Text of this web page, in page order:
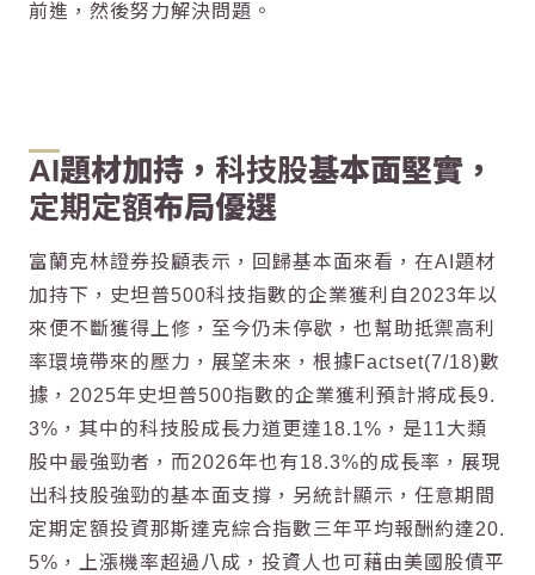
前進，然後努力解決問題。
AI題材加持， 科技股基本面堅實，
定期定額布局優選
富蘭克林證券投顧表示，回歸基本面來看，在AI題材
加持下，史坦普500科技指數的企業獲利自2023年以
來便不斷獲得上修，至今仍未停歇，也幫助抵禦高利
率環境帶來的壓力，展望未來，根據Factset(7/18)數
據，2025年史坦普500指數的企業獲利預計將成長9.
3%，其中的科技股成長力道更達18.1%，是11大類
股中最強勁者，而2026年也有18.3%的成長率，展現
出科技股強勁的基本面支撐，另統計顯示，任意期間
定期定額投資那斯達克綜合指數三年平均報酬約達20.
5%，上漲機率超過八成，投資人也可藉由美國股債平